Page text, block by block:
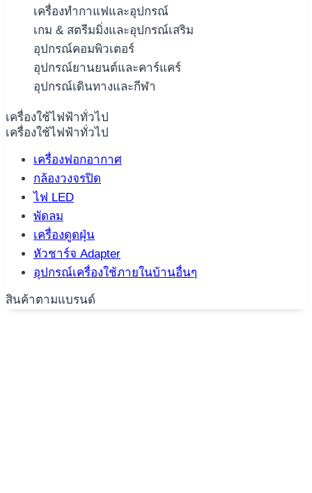
เครื่องทำกาแฟและอุปกรณ์
เกม & สตรีมมิ่งและอุปกรณ์เสริม
อุปกรณ์คอมพิวเตอร์
อุปกรณ์ยานยนต์และคาร์แคร์
อุปกรณ์เดินทางและกีฬา
เครื่องใช้ไฟฟ้าทั่วไป
เครื่องใช้ไฟฟ้าทั่วไป
เครื่องฟอกอากาศ
กล้องวงจรปิด
ไฟ LED
พัดลม
เครื่องดูดฝุ่น
หัวชาร์จ Adapter
อุปกรณ์เครื่องใช้ภายในบ้านอื่นๆ
สินค้าตามแบรนด์